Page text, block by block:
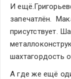
И
запечатлён.
присутствует.
шахтагордость
А где же ещё